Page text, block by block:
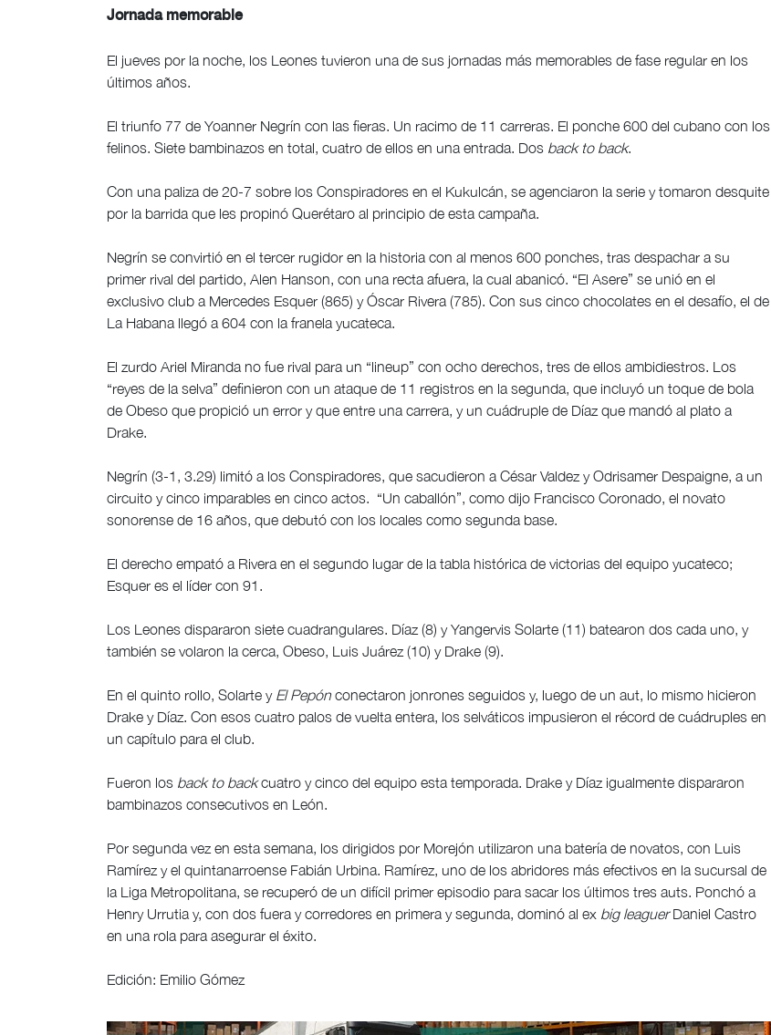
Jornada memorable
El jueves por la noche, los Leones tuvieron una de sus jornadas más memorables de fase regular en los
últimos años.
El triunfo 77 de Yoanner Negrín con las fieras. Un racimo de 11 carreras. El ponche 600 del cubano con los
felinos. Siete bambinazos en total, cuatro de ellos en una entrada. Dos back to back.
Con una paliza de 20-7 sobre los Conspiradores en el Kukulcán, se agenciaron la serie y tomaron desquite
por la barrida que les propinó Querétaro al principio de esta campaña.
Negrín se convirtió en el tercer rugidor en la historia con al menos 600 ponches, tras despachar a su
primer rival del partido, Alen Hanson, con una recta afuera, la cual abanicó. “El Asere” se unió en el
exclusivo club a Mercedes Esquer (865) y Óscar Rivera (785). Con sus cinco chocolates en el desafío, el de
La Habana llegó a 604 con la franela yucateca.
El zurdo Ariel Miranda no fue rival para un “lineup” con ocho derechos, tres de ellos ambidiestros. Los
“reyes de la selva” definieron con un ataque de 11 registros en la segunda, que incluyó un toque de bola
de Obeso que propició un error y que entre una carrera, y un cuádruple de Díaz que mandó al plato a
Drake.
Negrín (3-1, 3.29) limitó a los Conspiradores, que sacudieron a César Valdez y Odrisamer Despaigne, a un
circuito y cinco imparables en cinco actos. “Un caballón”, como dijo Francisco Coronado, el novato
sonorense de 16 años, que debutó con los locales como segunda base.
El derecho empató a Rivera en el segundo lugar de la tabla histórica de victorias del equipo yucateco;
Esquer es el líder con 91.
Los Leones dispararon siete cuadrangulares. Díaz (8) y Yangervis Solarte (11) batearon dos cada uno, y
también se volaron la cerca, Obeso, Luis Juárez (10) y Drake (9).
En el quinto rollo, Solarte y El Pepónconectaron jonrones seguidos y, luego de un aut, lo mismo hicieron
Drake y Díaz. Con esos cuatro palos de vuelta entera, los selváticos impusieron el récord de cuádruples en
un capítulo para el club.
Fueron los back to backcuatro y cinco del equipo esta temporada. Drake y Díaz igualmente dispararon
bambinazos consecutivos en León.
Por segunda vez en esta semana, los dirigidos por Morejón utilizaron una batería de novatos, con Luis
Ramírez y el quintanarroense Fabián Urbina. Ramírez, uno de los abridores más efectivos en la sucursal de
la Liga Metropolitana, se recuperó de un difícil primer episodio para sacar los últimos tres auts. Ponchó a
Henry Urrutia y, con dos fuera y corredores en primera y segunda, dominó al ex big leaguerDaniel Castro
en una rola para asegurar el éxito.
Edición: Emilio Gómez